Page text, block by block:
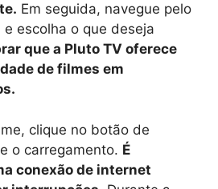
Em seguida, navegue pelo
escolha o que deseja
que a Pluto TV oferece
de filmes em
clique no botão de
o carregamento. É
conexão de internet